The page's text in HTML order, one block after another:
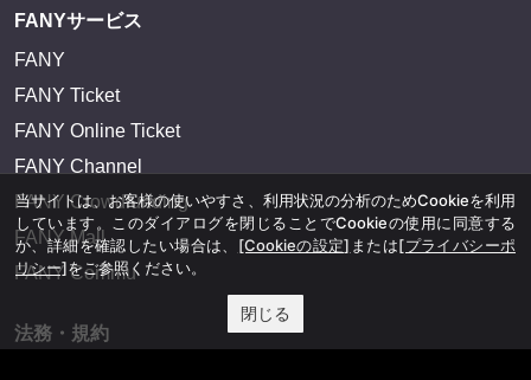
FANYサービス
FANY
FANY Ticket
FANY Online Ticket
FANY Channel
FANY Crowdfunding
FANY Mall
FANY Commu
法務・規約
当サイトは、お客様の使いやすさ、利用状況の分析のためCookieを利用
しています。このダイアログを閉じることでCookieの使用に同意する
か、詳細を確認したい場合は、 [Cookieの設定] または[プライバシーポ
リシー]をご参照ください。
閉じる